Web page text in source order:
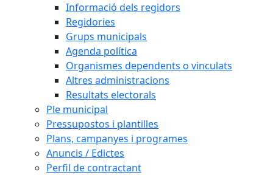
Informació dels regidors
Regidories
Grups municipals
Agenda política
Organismes dependents o vinculats
Altres administracions
Resultats electorals
Ple municipal
Pressupostos i plantilles
Plans, campanyes i programes
Anuncis / Edictes
Perfil de contractant